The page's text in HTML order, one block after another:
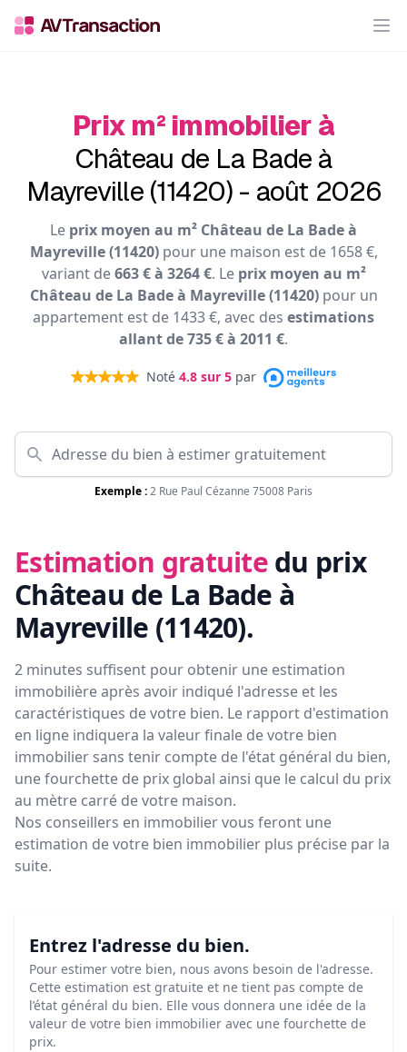
Prix m² immobilier à
Château de La Bade à
Mayreville (11420) - août 2026
Le prix moyen au m² Château de La Bade à
Mayreville (11420)pour une maison est de 1658 €,
variant de663 € à 3264 €. Le prix moyen au m²
Château de La Bade à Mayreville (11420)pour un
appartement est de 1433 €, avec des estimations
allant de 735 € à 2011 €.
Noté 4.8 sur 5 par
Exemple :2 Rue Paul Cézanne 75008 Paris
Estimation gratuite du prix
Château de La Bade à
Mayreville (11420).
2 minutes suffisent pour obtenir une estimation
immobilière après avoir indiqué l'adresse et les
caractéristiques de votre bien. Le rapport d'estimation
en ligne indiquera la valeur finale de votre bien
immobilier sans tenir compte de l'état général du bien,
une fourchette de prix global ainsi que le calcul du prix
au mètre carré de votre maison.
Nos conseillers en immobilier vous feront une
estimation de votre bien immobilier plus précise par la
suite.
Entrez l'adresse du bien.
Pour estimer votre bien, nous avons besoin de l'adresse.
Cette estimation est gratuite et ne tient pas compte de
l’état général du bien. Elle vous donnera une idée de la
valeur de votre bien immobilier avec une fourchette de
prix.